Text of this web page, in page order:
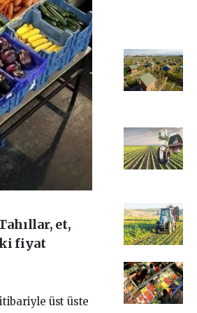
et,
fiyat
üst üste